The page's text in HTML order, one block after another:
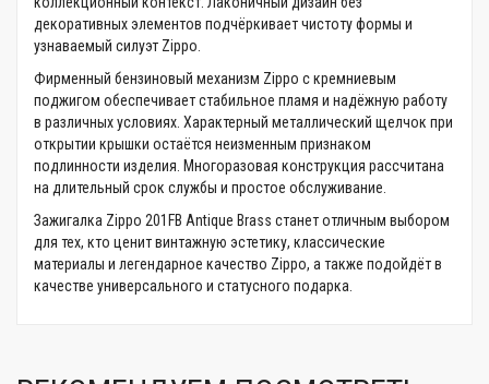
декоративных элементов подчёркивает чистоту формы и
узнаваемый силуэт Zippo.
Фирменный бензиновый механизм Zippo с кремниевым
поджигом обеспечивает стабильное пламя и надёжную работу
в различных условиях. Характерный металлический щелчок при
открытии крышки остаётся неизменным признаком
подлинности изделия. Многоразовая конструкция рассчитана
на длительный срок службы и простое обслуживание.
Зажигалка Zippo 201FB Antique Brass станет отличным выбором
для тех, кто ценит винтажную эстетику, классические
материалы и легендарное качество Zippo, а также подойдёт в
качестве универсального и статусного подарка.